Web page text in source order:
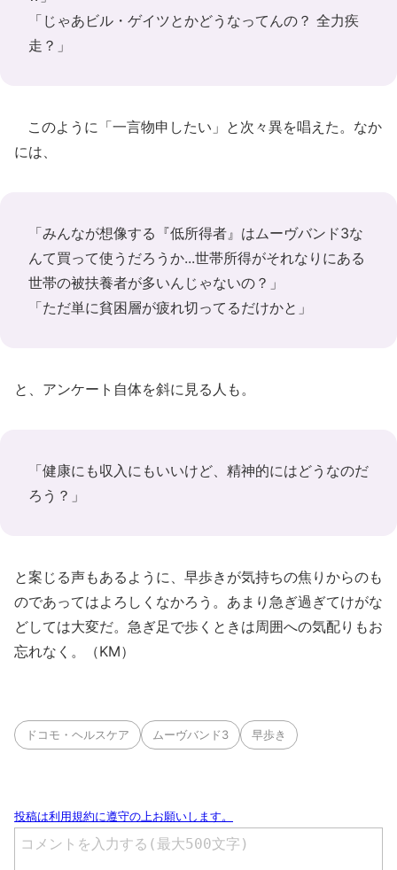
「じゃあビル・ゲイツとかどうなってんの？ 全力疾
走？」
このように「一言物申したい」と次々異を唱えた。なか
には、
「みんなが想像する『低所得者』はムーヴバンド3な
んて買って使うだろうか...世帯所得がそれなりにある
世帯の被扶養者が多いんじゃないの？」
「ただ単に貧困層が疲れ切ってるだけかと」
と、アンケート自体を斜に見る人も。
「健康にも収入にもいいけど、精神的にはどうなのだ
ろう？」
と案じる声もあるように、早歩きが気持ちの焦りからのも
のであってはよろしくなかろう。あまり急ぎ過ぎてけがな
どしては大変だ。急ぎ足で歩くときは周囲への気配りもお
忘れなく。（KM）
ドコモ・ヘルスケア ムーヴバンド3 早歩き